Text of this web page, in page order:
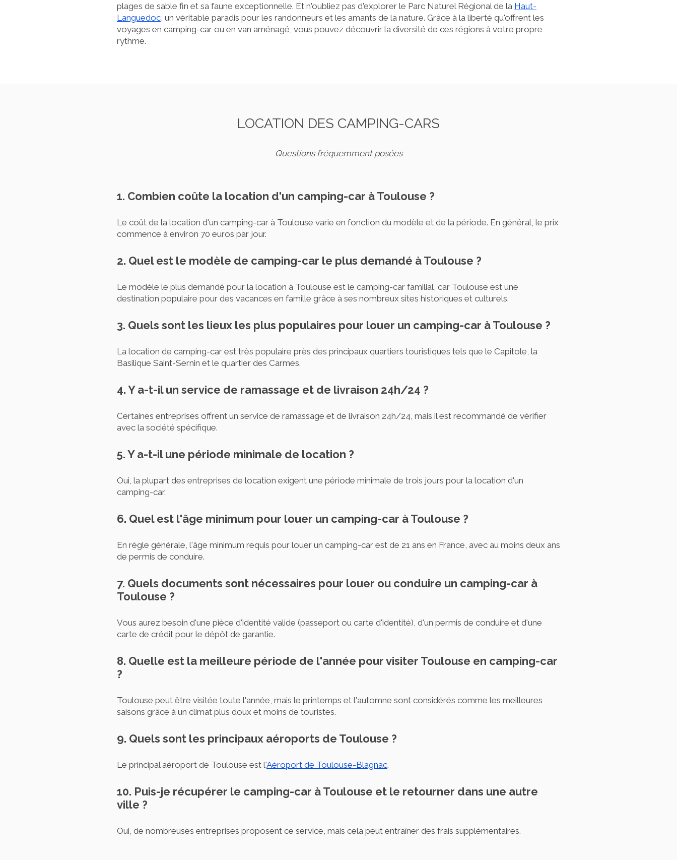
plages de sable fin et sa faune exceptionnelle. Et n'oubliez pas d'explorer le Parc Naturel Régional de la Haut-
Languedoc , un véritable paradis pour les randonneurs et les amants de la nature. Grâce à la liberté qu'offrent les
voyages en camping-car ou en van aménagé, vous pouvez découvrir la diversité de ces régions à votre propre
rythme.
LOCATION DES CAMPING-CARS
Questions fréquemment posées
1. Combien coûte la location d'un camping-car à Toulouse ?
Le coût de la location d'un camping-car à Toulouse varie en fonction du modèle et de la période. En général, le prix
commence à environ 70 euros par jour.
2. Quel est le modèle de camping-car le plus demandé à Toulouse ?
Le modèle le plus demandé pour la location à Toulouse est le camping-car familial, car Toulouse est une
destination populaire pour des vacances en famille grâce à ses nombreux sites historiques et culturels.
3. Quels sont les lieux les plus populaires pour louer un camping-car à Toulouse ?
La location de camping-car est très populaire près des principaux quartiers touristiques tels que le Capitole, la
Basilique Saint-Sernin et le quartier des Carmes.
4. Y a-t-il un service de ramassage et de livraison 24h/24 ?
Certaines entreprises offrent un service de ramassage et de livraison 24h/24, mais il est recommandé de vérifier
avec la société spécifique.
5. Y a-t-il une période minimale de location ?
Oui, la plupart des entreprises de location exigent une période minimale de trois jours pour la location d'un
camping-car.
6. Quel est l'âge minimum pour louer un camping-car à Toulouse ?
En règle générale, l'âge minimum requis pour louer un camping-car est de 21 ans en France, avec au moins deux ans
de permis de conduire.
7. Quels documents sont nécessaires pour louer ou conduire un camping-car à
Toulouse ?
Vous aurez besoin d'une pièce d'identité valide (passeport ou carte d'identité), d'un permis de conduire et d'une
carte de crédit pour le dépôt de garantie.
8. Quelle est la meilleure période de l'année pour visiter Toulouse en camping-car
?
Toulouse peut être visitée toute l'année, mais le printemps et l'automne sont considérés comme les meilleures
saisons grâce à un climat plus doux et moins de touristes.
9. Quels sont les principaux aéroports de Toulouse ?
Le principal aéroport de Toulouse est l'Aéroport de Toulouse-Blagnac.
10. Puis-je récupérer le camping-car à Toulouse et le retourner dans une autre
ville ?
Oui, de nombreuses entreprises proposent ce service, mais cela peut entraîner des frais supplémentaires.